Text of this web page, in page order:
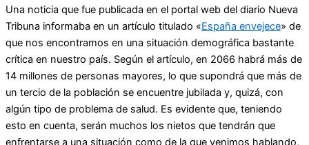
Una noticia que fue publicada en el portal web del diario Nueva
Tribuna informaba en un artículo titulado «España envejece» de
que nos encontramos en una situación demográfica bastante
crítica en nuestro país. Según el artículo, en 2066 habrá más de
14 millones de personas mayores, lo que supondrá que más de
un tercio de la población se encuentre jubilada y, quizá, con
algún tipo de problema de salud. Es evidente que, teniendo
esto en cuenta, serán muchos los nietos que tendrán que
enfrentarse a una situación como de la que venimos hablando,